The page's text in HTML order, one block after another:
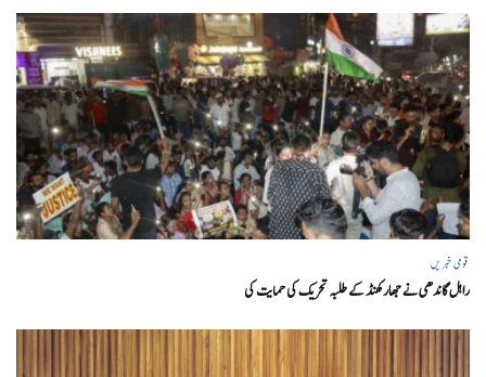
قومی خبریں
راہل گاندھی نے جھارکھنڈ کے طلبہ تحریک کی حمایت کی